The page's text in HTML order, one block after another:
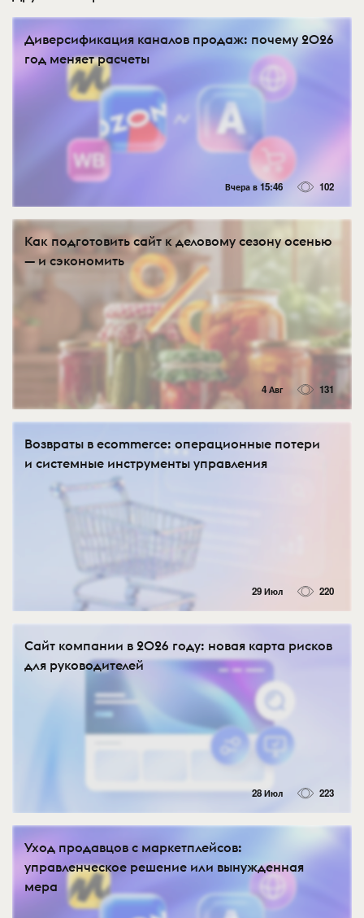
Диверсификация каналов продаж: почему 2026
год меняет расчеты
Вчера в 15:46 102
Как подготовить сайт к деловому сезону осенью
— и сэкономить
4 Авг 131
Возвраты в ecommerce: операционные потери
и системные инструменты управления
29 Июл 220
Сайт компании в 2026 году: новая карта рисков
для руководителей
28 Июл 223
Уход продавцов с маркетплейсов:
управленческое решение или вынужденная
мера